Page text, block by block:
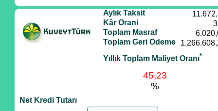
Aylık Taksit
Kâr Orani
Toplam Masraf
Toplam Geri Ödeme
Yıllık Toplam Maliyet Oranı*
45,23
%
Net Kredi Tutarı